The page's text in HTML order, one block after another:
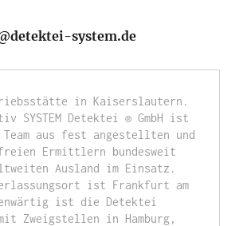
system.de
in Kaiserslautern.
SYSTEM Detektei ® GmbH ist
Team aus fest angestellten und
Ermittlern bundesweit
Ausland im Einsatz.
ist Frankfurt am
ist die Detektei
mit Zweigstellen in Hamburg,